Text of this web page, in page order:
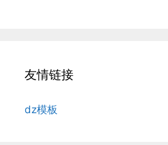
友情链接
dz模板